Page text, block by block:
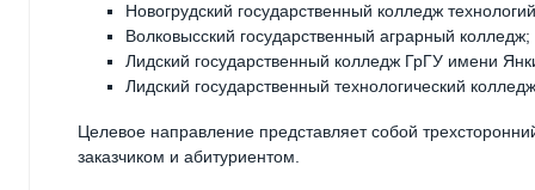
Новогрудский государственный колледж
Волковысский государственный аграрный колледж;
Лидский государственный колледж ГрГУ имени
Лидский государственный технологический
Целевое направление представляет собой
заказчиком и абитуриентом.